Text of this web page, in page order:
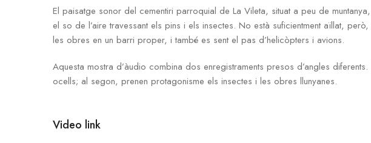
El paisatge sonor del cementiri parroquial de La Vileta, situat a peu de
el so de l’aire travessant els pins i els insectes. No està suficientment aïllat,
les obres en un barri proper, i també es sent el pas d’helicòpters i avions.
Aquesta mostra d’àudio combina dos enregistraments presos d’angles
ocells; al segon, prenen protagonisme els insectes i les obres llunyanes.
Video link